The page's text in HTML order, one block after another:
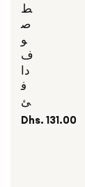
ط
ص
و
ف
دا
ف
ئ
السعر
Dhs. 131.00